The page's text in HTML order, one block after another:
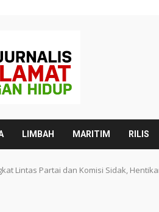
LIMBAH MARITIM RILIS
Lintas Partai dan Komisi Sidak,